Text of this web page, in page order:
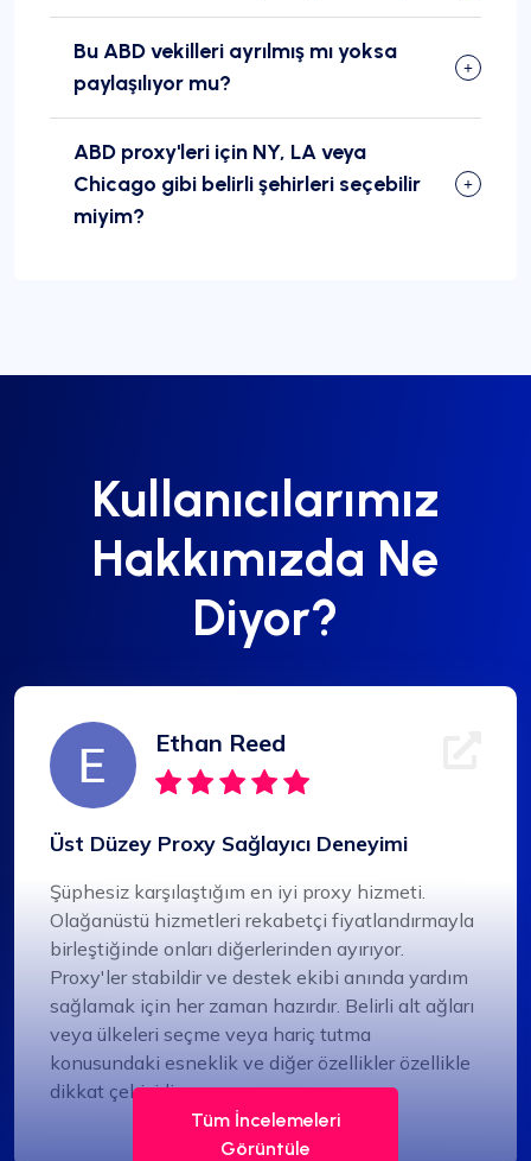
Bu ABD vekilleri ayrılmış mı yoksa
paylaşılıyor mu?
ABD proxy'leri için NY, LA veya
Chicago gibi belirli şehirleri seçebilir
miyim?
Kullanıcılarımız
Hakkımızda Ne
Diyor?
Ethan Reed
Üst Düzey Proxy Sağlayıcı Deneyimi
Şüphesiz karşılaştığım en iyi proxy hizmeti.
Olağanüstü hizmetleri rekabetçi fiyatlandırmayla
birleştiğinde onları diğerlerinden ayırıyor.
Proxy'ler stabildir ve destek ekibi anında yardım
sağlamak için her zaman hazırdır. Belirli alt ağları
veya ülkeleri seçme veya hariç tutma
konusundaki esneklik ve diğer özellikler özellikle
dikkat çekicidir.
Tüm İncelemeleri
Görüntüle